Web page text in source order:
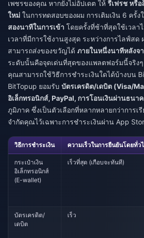
เพชรของคุณ หากยังไม่อัปเดต ให้ รีเฟรช หรือ
ใหม่ ในการทดสอบของผม การเติมเงิน 6 ครั้
สองนาทีในการเข้า โดยครั้งที่ช้าที่สุดใช้เวลา
เวลาที่มีการใช้งานสูงสุด ระหว่างการไลฟ์สด
สามารถส่งของขวัญได้ ภายในหนึ่งนาทีหลังจ
ระดับนั้นคือจุดเด่นที่สุดของแพลตฟอร์มนี้จริงๆ
คุณสามารถใช้วิธีการชำระเงินใดได้บ้างบน
BitTopup ยอมรับ บัตรเครดิต/เดบิต (Visa/
อิเล็กทรอนิกส์, PayPal, การโอนเงินผ่านธนา
ภูมิภาค ซึ่งเป็นตัวเลือกที่หลากหลายกว่าการเ
จำกัดคุณไว้เฉพาะการชำระเงินผ่าน App
วิธีการชำระเงิน ความเร็วในการยืนยันโดยทั่ว
กระเป๋าเงิน
อิเล็กทรอนิกส์
(E-wallet)
เร็วที่สุด (เกือบจะทันที)
บัตรเครดิต/
เดบิต
เร็ว